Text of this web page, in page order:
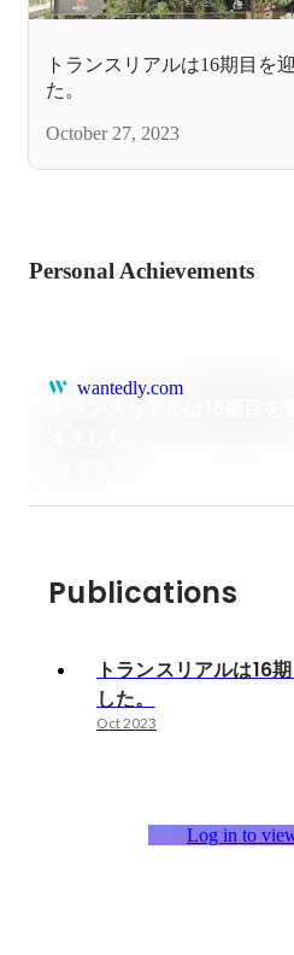
トランスリアルは16期目を
た。
October 27, 2023
Personal Achievements
wantedly.com
Publications
トランスリアルは16
した。
Oct 2023
Log in to